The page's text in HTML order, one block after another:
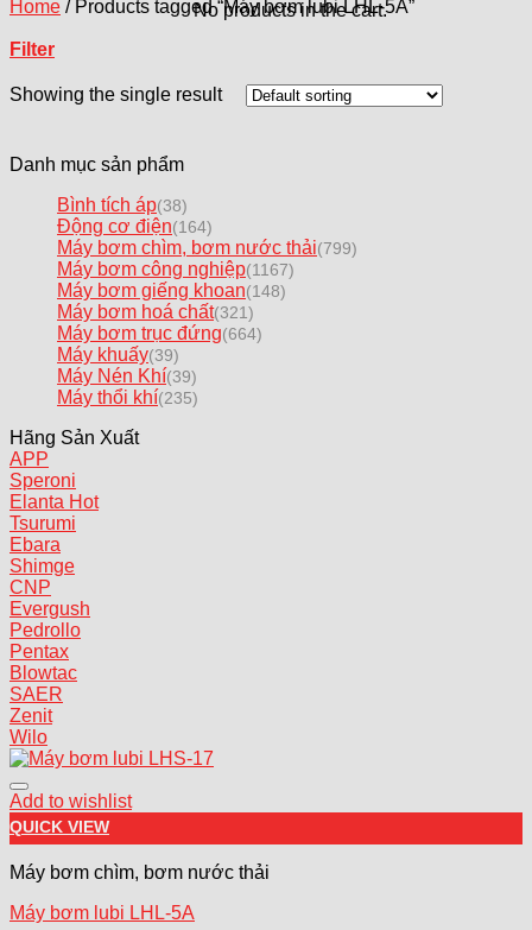
No products in the cart.
Home /Products tagged “Máy bơm lubi LHL-5A”
Filter
Showing the single result
Danh mục sản phẩm
Bình tích áp(38)
Động cơ điện(164)
Máy bơm chìm, bơm nước thải(799)
Máy bơm công nghiệp(1167)
Máy bơm giếng khoan(148)
Máy bơm hoá chất(321)
Máy bơm trục đứng(664)
Máy khuấy(39)
Máy Nén Khí(39)
Máy thổi khí(235)
Hãng Sản Xuất
APP
Speroni
Elanta
Tsurumi
Ebara
Shimge
CNP
Evergush
Pedrollo
Pentax
Blowtac
SAER
Zenit
Wilo
Add to wishlist
QUICK VIEW
Máy bơm chìm, bơm nước thải
Máy bơm lubi LHL-5A